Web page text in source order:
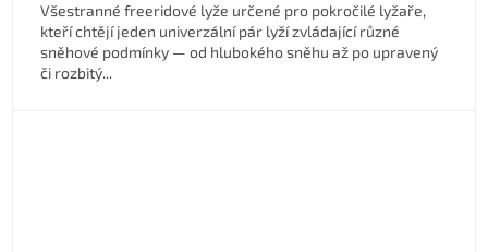
Všestranné freeridové lyže určené pro pokročilé lyžaře,
kteří chtějí jeden univerzální pár lyží zvládající různé
sněhové podmínky — od hlubokého sněhu až po upravený
či rozbitý...